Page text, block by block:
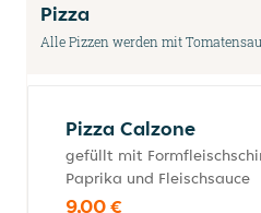
Pizza
Alle Pizzen werden mit
Pizza Calzone
gefüllt mit
Paprika und Fleischsauce
9,00 €